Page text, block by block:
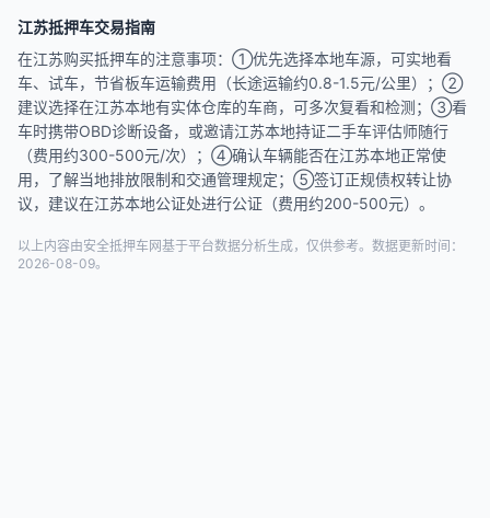
江苏抵押车交易指南
在江苏购买抵押车的注意事项：①优先选择本地车源，可实地看
车、试车，节省板车运输费用（长途运输约0.8-1.5元/公里）；②
建议选择在江苏本地有实体仓库的车商，可多次复看和检测；③看
车时携带OBD诊断设备，或邀请江苏本地持证二手车评估师随行
（费用约300-500元/次）；④确认车辆能否在江苏本地正常使
用，了解当地排放限制和交通管理规定；⑤签订正规债权转让协
议，建议在江苏本地公证处进行公证（费用约200-500元）。
以上内容由安全抵押车网基于平台数据分析生成，仅供参考。数据更新时间：
2026-08-09。